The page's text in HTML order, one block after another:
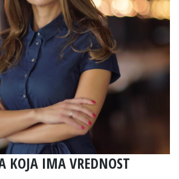
KOJA IMA VREDNOST